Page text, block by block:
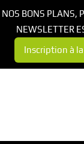
BONS
NEWSLETTER
Inscription à